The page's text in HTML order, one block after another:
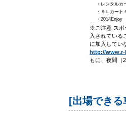
・レンタル
・ＳＬカー
・
※ご注意 スポ
入されている
に加入してい
http://
もに、夜間（
[出場でき